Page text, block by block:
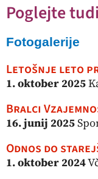
Poglejte tudi
Fotogalerije
Letošnje leto
1. oktober 2025
Bralci
16. junij 2025
Odnos do
1. oktober 2024